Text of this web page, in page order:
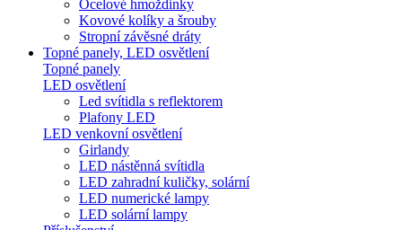
Ocelové hmoždinky
Kovové kolíky a šrouby
Stropní závěsné dráty
Topné panely, LED osvětlení
Topné panely
LED osvětlení
Led svítidla s reflektorem
Plafony LED
LED venkovní osvětlení
Girlandy
LED nástěnná svítidla
LED zahradní kuličky, solární
LED numerické lampy
LED solární lampy